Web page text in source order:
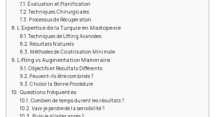
Évaluation et Planification
Techniques Chirurgicales
Processus de Récupération
L’Expertise de la Turquie en Mastopexie
Techniques de Lifting Avancées
Résultats Naturels
Méthodes de Cicatrisation Minimale
Lifting vs Augmentation Mammaire
Objectifs et Résultats Différents
Peuvent-ils être combinés ?
Choisir la Bonne Procédure
Questions fréquentes
Combien de temps durent les résultats ?
Vais-je perdre de la sensibilité ?